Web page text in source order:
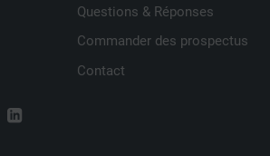
Questions & Réponses
Commander des prospectus
Contact
plusieurs sites Internet afin d'afficher de
la publicité adaptée aux préférences de